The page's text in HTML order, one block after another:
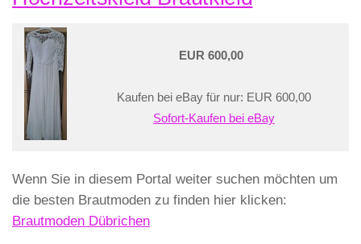
EUR 600,00
Kaufen bei eBay für nur: EUR 600,00
Sofort-Kaufen bei eBay
Wenn Sie in diesem Portal weiter suchen möchten um
die besten Brautmoden zu finden hier klicken:
Brautmoden Dübrichen